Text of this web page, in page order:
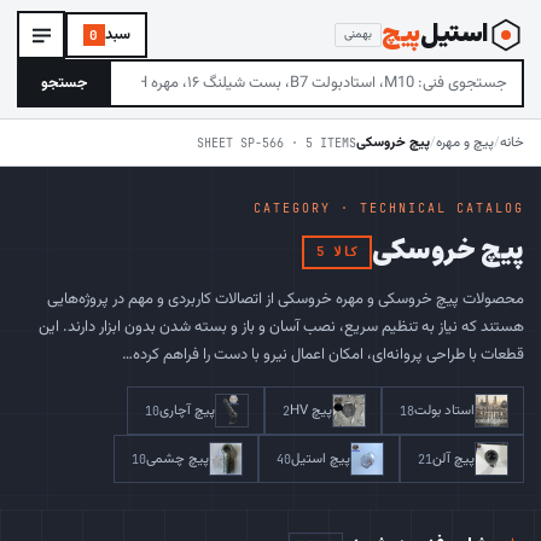
استیل‌پیچ بهمنی
جستجو
سبد 0
خانه/پیچ و مهره/پیچ خروسکیSHEET SP-566 · 5 ITEMS
CATEGORY · TECHNICAL CATALOG
پیچ خروسکی 5 کالا
محصولات پیچ خروسکی و مهره خروسکی از اتصالات کاربردی و مهم در پروژه‌هایی
هستند که نیاز به تنظیم سریع، نصب آسان و باز و بسته شدن بدون ابزار دارند. این
قطعات با طراحی پروانه‌ای، امکان اعمال نیرو با دست را فراهم کرده…
استاد بولت18 پیچ HV 2 پیچ آچاری10
پیچ آلن21 پیچ استیل40 پیچ چشمی10